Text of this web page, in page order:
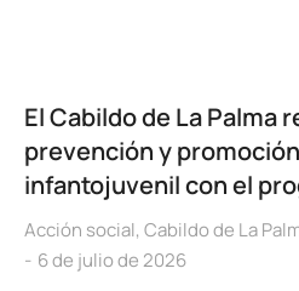
El Cabildo de La Palma
prevención y
infantojuvenil con el
Acción social, Cabildo de La
6 de julio de 2026